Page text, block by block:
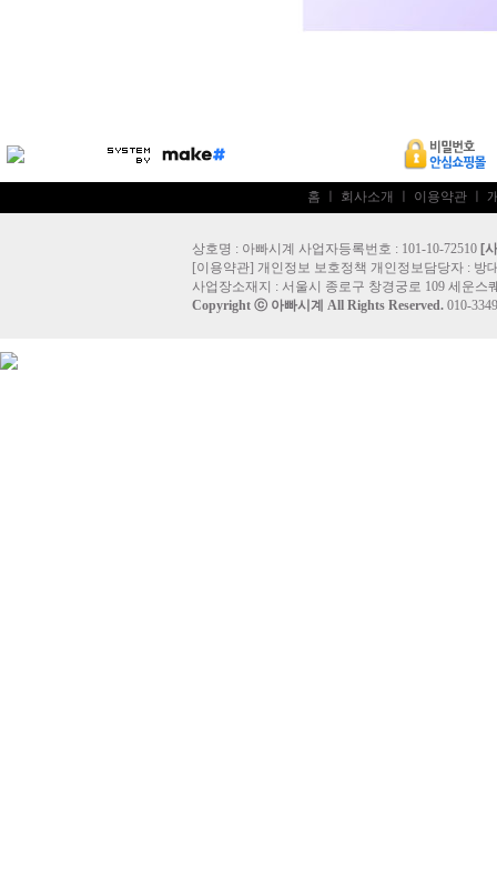
홈 회사소개 이용약관
상호명 : 아빠시계 사업자등록번호 : 101-10-72510 [
[이용약관] 개인정보 보호정책 개인정보담당자 : 방
사업장소재지 : 서울시 종로구 창경궁로 109 세운스
Copyright ⓒ 아빠시계 All Rights Reserved. 010-